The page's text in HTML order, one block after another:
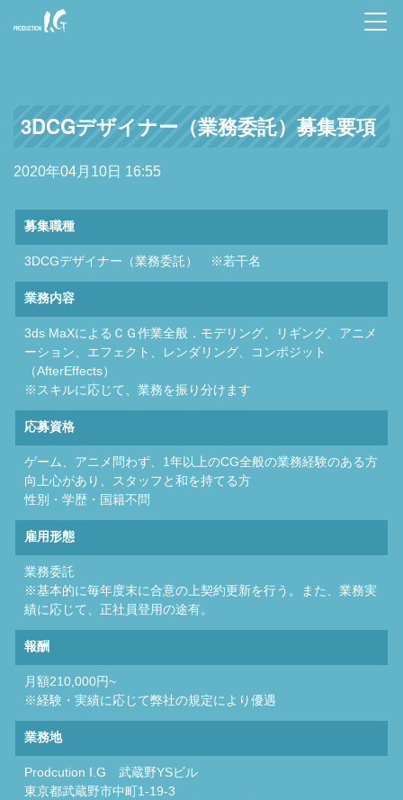
3DCGデザイナー（業務委託）募集要項
2020年04月10日 16:55
募集職種
3DCGデザイナー（業務委託） ※若干名
業務内容
3ds MaXによるＣＧ作業全般．モデリング、リギング、アニメ
ーション、エフェクト、レンダリング、コンポジット
（AfterEffects）
※スキルに応じて、業務を振り分けます
応募資格
ゲーム、アニメ問わず、1年以上のCG全般の業務経験のある方
向上心があり、スタッフと和を持てる方
性別・学歴・国籍不問
雇用形態
業務委託
※基本的に毎年度末に合意の上契約更新を行う。また、業務実
績に応じて、正社員登用の途有。
報酬
月額210,000円~
※経験・実績に応じて弊社の規定により優遇
業務地
Prodcution I.G 武蔵野YSビル
東京都武蔵野市中町1-19-3